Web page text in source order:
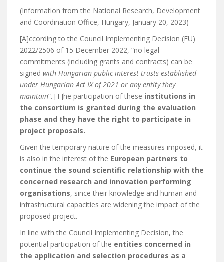
(Information from the National Research, Development
and Coordination Office, Hungary, January 20, 2023)
[A]ccording to the Council Implementing Decision (EU)
2022/2506 of 15 December 2022, “no legal
commitments (including grants and contracts) can be
signed with Hungarian public interest trusts established
under Hungarian Act IX of 2021 or any entity they
maintain”. [T]he participation of these institutions in
the consortium is granted during the evaluation
phase and they have the right to participate in
project proposals.
Given the temporary nature of the measures imposed, it
is also in the interest of the European partners to
continue the sound scientific relationship with the
concerned research and innovation performing
organisations, since their knowledge and human and
infrastructural capacities are widening the impact of the
proposed project.
In line with the Council Implementing Decision, the
potential participation of the entities concerned in
the application and selection procedures as a